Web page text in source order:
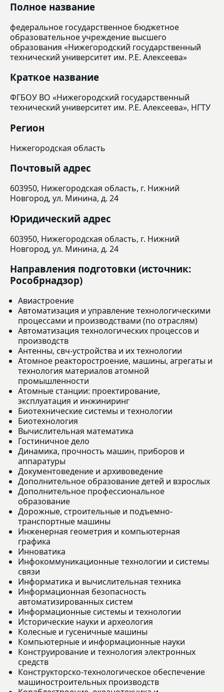
Полное название
федеральное государственное бюджетное
образовательное учреждение высшего
образования «Нижегородский государственный
технический университет им. Р.Е. Алексеева»
Краткое название
ФГБОУ ВО «Нижегородский государственный
технический университет им. Р.Е. Алексеева», НГТУ
Регион
Нижегородская область
Почтовый адрес
603950, Нижегородская область, г. Нижний
Новгород, ул. Минина, д. 24
Юридический адрес
603950, Нижегородская область, г. Нижний
Новгород, ул. Минина, д. 24
Направления подготовки (источник:
Рособрнадзор)
Авиастроение
Автоматизация и управление технологическими
процессами и производствами (по отраслям)
Автоматизация технологических процессов и
производств
Антенны, свч-устройства и их технологии
Атомное реакторостроение, машины, агрегаты и
технология материалов атомной
промышленности
Атомные станции: проектирование,
эксплуатация и инжиниринг
Биотехнические системы и технологии
Биотехнология
Вычислительная математика
Гостиничное дело
Динамика, прочность машин, приборов и
аппаратуры
Документоведение и архивоведение
Дополнительное образование детей и взрослых
Дополнительное профессиональное
образование
Дорожные, строительные и подъемно-
транспортные машины
Инженерная геометрия и компьютерная
графика
Инноватика
Инфокоммуникационные технологии и системы
связи
Информатика и вычислительная техника
Информационная безопасность
автоматизированных систем
Информационные системы и технологии
Исторические науки и археология
Колесные и гусеничные машины
Компьютерные и информационные науки
Конструирование и технология электронных
средств
Конструкторско-технологическое обеспечение
машиностроительных производств